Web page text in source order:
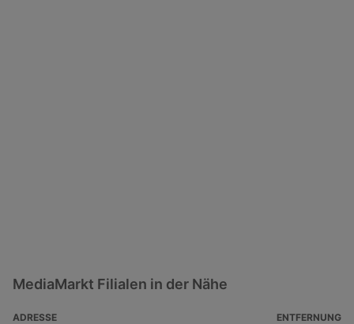
MediaMarkt Filialen in der Nähe
ADRESSE ENTFERNUNG